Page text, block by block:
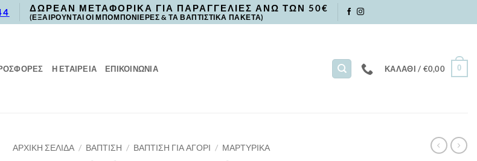
ΔΩΡΕΑΝ ΜΕΤΑΦΟΡΙΚΑ ΓΙΑ ΠΑΡΑΓΓΕΛΙΕΣ ΑΝΩ ΤΩΝ 50€
(ΕΞΑΙΡΟΥΝΤΑΙ ΟΙ ΜΠΟΜΠΟΝΙΕΡΕΣ & ΤΑ ΒΑΠΤΙΣΤΙΚΑ ΠΑΚΕΤΑ)
Η ΕΤΑΙΡΕΙΑ ΕΠΙΚΟΙΝΩΝΙΑ ΚΑΛΆΘΙ / €0,00 0
ΑΡΧΙΚΉ ΣΕΛΊΔΑ / ΒΑΠΤΙΣΗ / ΒΑΠΤΙΣΗ ΓΙΑ ΑΓΟΡΙ / ΜΑΡΤΥΡΙΚΑ